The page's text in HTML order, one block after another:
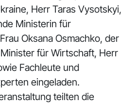
Herr Taras Vysotskyi,
Ministerin für
Oksana Osmachko, der
für Wirtschaft, Herr
Fachleute und
eingeladen.
teilten die